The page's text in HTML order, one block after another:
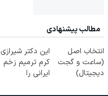
مطالب پیشنهادی
انتخاب اصل
(ساعت و گجت
دیجیتال)
این دکتر شیرازی
کرم ترمیم زخم
ایرانی را